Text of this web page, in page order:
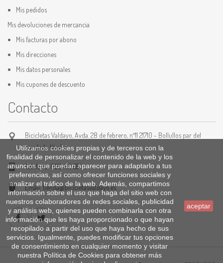
Utilizamos cookies propias y de terceros con la
finalidad de personalizar el contenido de la web y los
anuncios que puedan aparecer para adaptarlo a tus
preferencias, así como ofrecer funciones sociales y
analizar el tráfico de la web. Además, compartimos
información sobre el uso que haga del sitio web con
nuestros colaboradores de redes sociales, publicidad
y análisis web, quienes pueden combinarla con otra
información que les haya proporcionado o que hayan
recopilado a partir del uso que haya hecho de sus
servicios. Igualmente, puedes modificar tus opciones
de consentimiento en cualquier momento y visitar
nuestra Política de Cookies para obtener más
aceptar
Mis pedidos
Mis devoluciones de mercancia
Mis facturas por abono
Mis direcciones
Mis datos personales
Mis cupones de descuento
Contacto
Bicicletas Valdayo, Avda. 28 de febrero, nº11 21710 - Bollullos par del
condado Huelva
Teléfono: 959 410 554
Email:tienda@bicicletasvaldayo.es